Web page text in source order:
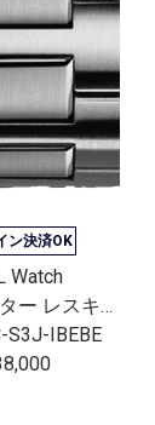
ン決済OK
Watch
ロードマスター レスキュークロノグラフ
S3J-IBEBE